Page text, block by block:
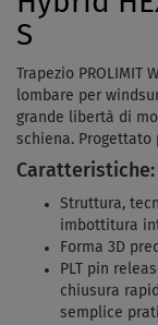
S
Trapezio
lombare per
grande libertà di
schiena.
Caratteristiche:
Struttura,
imbottitura
Forma 3D
PLT pin
chiusura
semplice